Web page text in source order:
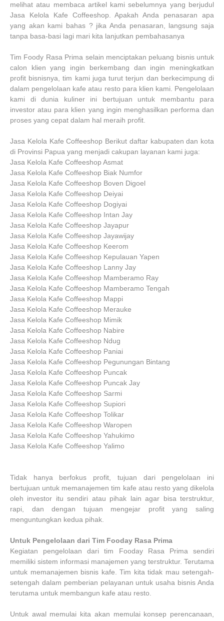
melihat atau membaca artikel kami sebelumnya yang berjudul
Jasa Kelola Kafe Coffeeshop. Apakah Anda penasaran apa
yang akan kami bahas ? jika Anda penasaran, langsung saja
tanpa basa-basi lagi mari kita lanjutkan pembahasanya
Tim Foody Rasa Prima selain menciptakan peluang bisnis untuk
calon klien yang ingin berkembang dan ingin meningkatkan
profit bisnisnya, tim kami juga turut terjun dan berkecimpung di
dalam pengelolaan kafe atau resto para klien kami. Pengelolaan
kami di dunia kuliner ini bertujuan untuk membantu para
investor atau para klien yang ingin menghasilkan performa dan
proses yang cepat dalam hal meraih profit.
Jasa Kelola Kafe Coffeeshop Berikut daftar kabupaten dan kota
di Provinsi Papua yang menjadi cakupan layanan kami juga:
Jasa Kelola Kafe Coffeeshop Asmat
Jasa Kelola Kafe Coffeeshop Biak Numfor
Jasa Kelola Kafe Coffeeshop Boven Digoel
Jasa Kelola Kafe Coffeeshop Deiyai
Jasa Kelola Kafe Coffeeshop Dogiyai
Jasa Kelola Kafe Coffeeshop Intan Jay
Jasa Kelola Kafe Coffeeshop Jayapur
Jasa Kelola Kafe Coffeeshop Jayawijay
Jasa Kelola Kafe Coffeeshop Keerom
Jasa Kelola Kafe Coffeeshop Kepulauan Yapen
Jasa Kelola Kafe Coffeeshop Lanny Jay
Jasa Kelola Kafe Coffeeshop Mamberamo Ray
Jasa Kelola Kafe Coffeeshop Mamberamo Tengah
Jasa Kelola Kafe Coffeeshop Mappi
Jasa Kelola Kafe Coffeeshop Merauke
Jasa Kelola Kafe Coffeeshop Mimik
Jasa Kelola Kafe Coffeeshop Nabire
Jasa Kelola Kafe Coffeeshop Ndug
Jasa Kelola Kafe Coffeeshop Paniai
Jasa Kelola Kafe Coffeeshop Pegunungan Bintang
Jasa Kelola Kafe Coffeeshop Puncak
Jasa Kelola Kafe Coffeeshop Puncak Jay
Jasa Kelola Kafe Coffeeshop Sarmi
Jasa Kelola Kafe Coffeeshop Supiori
Jasa Kelola Kafe Coffeeshop Tolikar
Jasa Kelola Kafe Coffeeshop Waropen
Jasa Kelola Kafe Coffeeshop Yahukimo
Jasa Kelola Kafe Coffeeshop Yalimo
Tidak hanya berfokus profit, tujuan dari pengelolaan ini
bertujuan untuk memanajemen tim kafe atau resto yang dikelola
oleh investor itu sendiri atau pihak lain agar bisa terstruktur,
rapi, dan dengan tujuan mengejar profit yang saling
menguntungkan kedua pihak.
Untuk Pengelolaan dari Tim Fooday Rasa Prima
Kegiatan pengelolaan dari tim Fooday Rasa Prima sendiri
memiliki sistem informasi manajemen yang terstruktur. Terutama
untuk memanajemen bisnis kafe. Tim kita tidak mau setengah-
setengah dalam pemberian pelayanan untuk usaha bisnis Anda
terutama untuk membangun kafe atau resto.
Untuk awal memulai kita akan memulai konsep perencanaan,